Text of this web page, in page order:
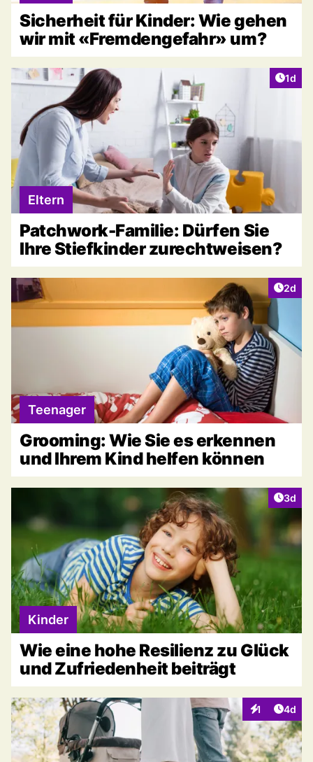
Sicherheit für Kinder: Wie gehen
wir mit «Fremdengefahr» um?
1d
Eltern
Patchwork-Familie: Dürfen Sie
Ihre Stiefkinder zurechtweisen?
2d
Teenager
Grooming: Wie Sie es erkennen
und Ihrem Kind helfen können
3d
Kinder
Wie eine hohe Resilienz zu Glück
und Zufriedenheit beiträgt
1
Interaktionen
4d